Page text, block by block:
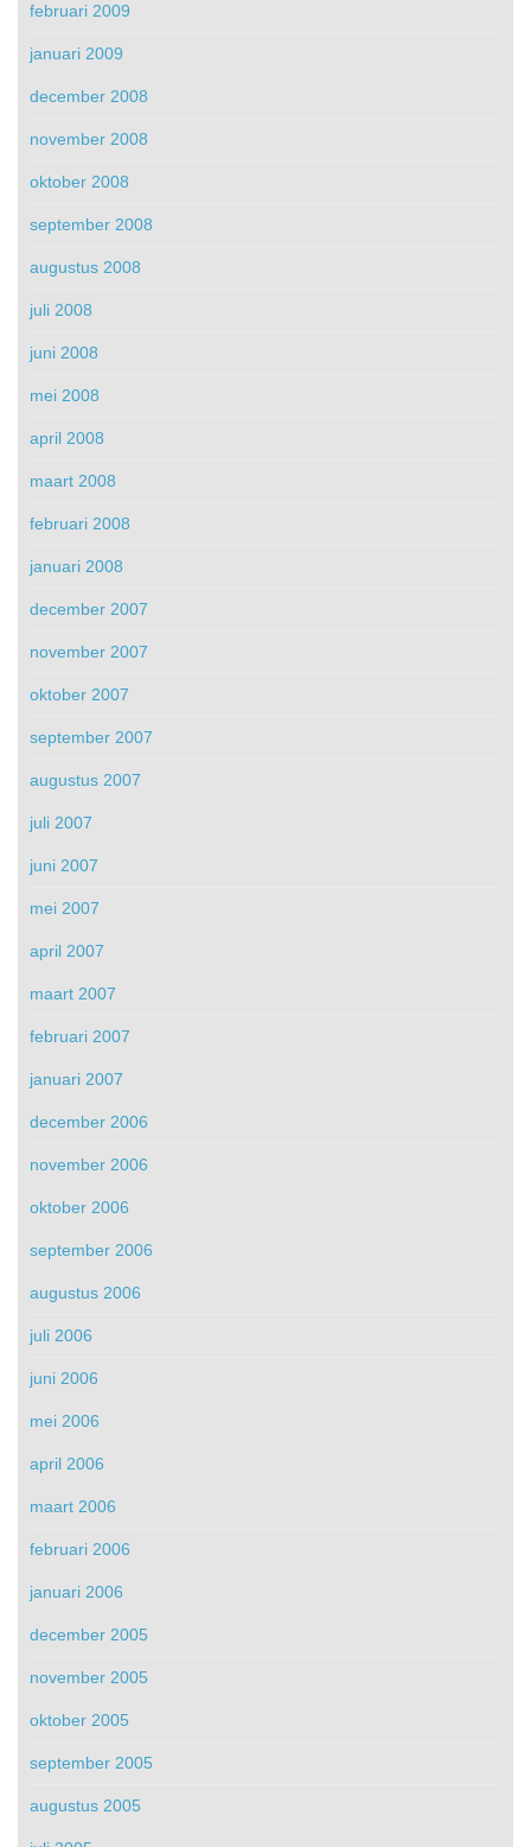
februari 2009
januari 2009
december 2008
november 2008
oktober 2008
september 2008
augustus 2008
juli 2008
juni 2008
mei 2008
april 2008
maart 2008
februari 2008
januari 2008
december 2007
november 2007
oktober 2007
september 2007
augustus 2007
juli 2007
juni 2007
mei 2007
april 2007
maart 2007
februari 2007
januari 2007
december 2006
november 2006
oktober 2006
september 2006
augustus 2006
juli 2006
juni 2006
mei 2006
april 2006
maart 2006
februari 2006
januari 2006
december 2005
november 2005
oktober 2005
september 2005
augustus 2005